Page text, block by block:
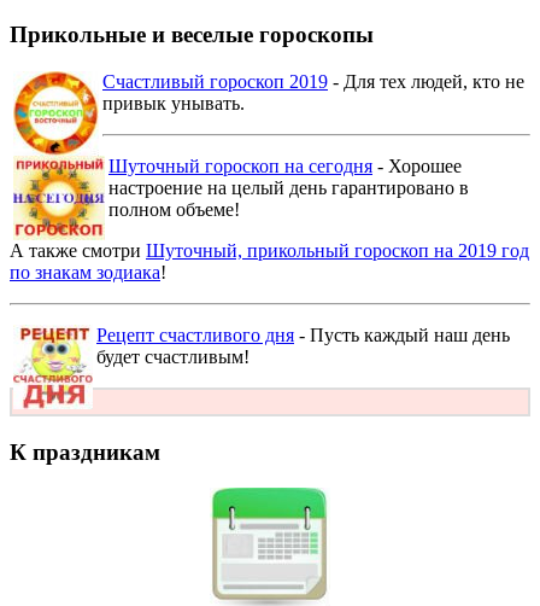
Прикольные и веселые гороскопы
Счастливый гороскоп 2019 - Для тех людей, кто не
привык унывать.
Шуточный гороскоп на сегодня - Хорошее
настроение на целый день гарантировано в
полном объеме!
А также смотри Шуточный, прикольный гороскоп на 2019 год
по знакам зодиака!
Рецепт счастливого дня - Пусть каждый наш день
будет счастливым!
К праздникам